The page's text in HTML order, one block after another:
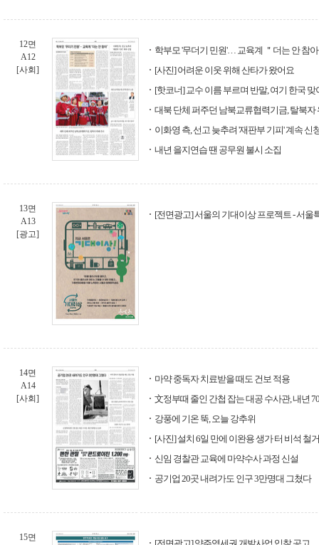
12면
A12
[사회]
학부모 '무더기 민원'… 교육계 ＂더는 안 참
[사진] 어려운 이웃 위해 산타가 왔어요
[핫코너] 교수 이름 부르며 반말, 여기 한국 맞
대북 단체 퍼주던 남북교류협력기금, 탈북자
이화영 측, 선고 늦추려 '재판부 기피' 계속 신
내년 을지연습 땐 공무원 불시 소집
13면
A13
[광고]
[전면광고] 서울의 기대이상 프로젝트 - 서울
14면
A14
[사회]
마약 중독자 치료받을 때도 건보 적용
文정부때 줄인 간첩 잡는 대공 수사관, 내년
강풍에 기온 뚝, 오늘 강추위
[사진] 설치 6일 만에 이완용 생가 터 비석 철거
신임 경찰관 교육에 마약수사 과정 신설
공기업 20곳 내려가도 인구 3만명대 그쳤다
15면